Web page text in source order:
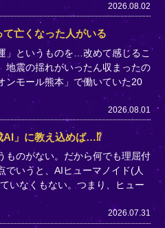
2026.08.02
亡くなった人がいる
」というものを…改めて感じるこ
地震の揺れがいったん収まったの
ンモール熊本」で働いていた20
2026.08.01
AI」に教え込めば…⁉
ものがない。だから何でも理屈付
でいうと、AIヒューマノイド(人
いなくもない。つまり、ヒュー
2026.07.31